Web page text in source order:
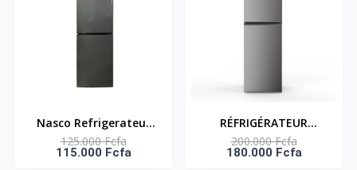
Nasco Refrigerateur
Combine - NASD2-
243FL-G - 243L (158L
125.000 Fcfa
115.000 Fcfa
RÉFRIGÉRATEUR
COMBINE 5 TIROIRS -
251 LIT NET - SNASD2-
200.000 Fcfa
180.000 Fcfa